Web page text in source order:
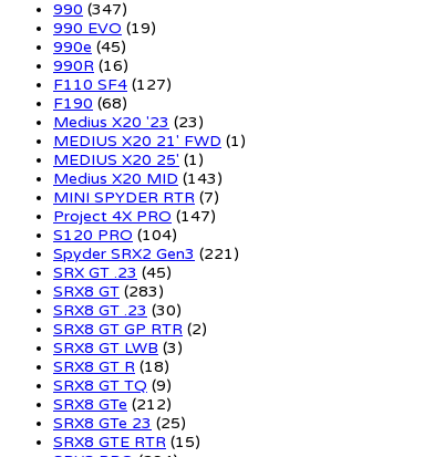
990 (347)
990 EVO (19)
990e (45)
990R (16)
F110 SF4 (127)
F190 (68)
Medius X20 '23 (23)
MEDIUS X20 21' FWD (1)
MEDIUS X20 25' (1)
Medius X20 MID (143)
MINI SPYDER RTR (7)
Project 4X PRO (147)
S120 PRO (104)
Spyder SRX2 Gen3 (221)
SRX GT .23 (45)
SRX8 GT (283)
SRX8 GT .23 (30)
SRX8 GT GP RTR (2)
SRX8 GT LWB (3)
SRX8 GT R (18)
SRX8 GT TQ (9)
SRX8 GTe (212)
SRX8 GTe 23 (25)
SRX8 GTE RTR (15)